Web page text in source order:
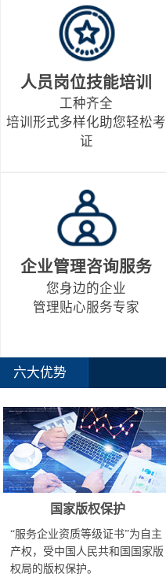
人员岗位技能培训
工种齐全
培训形式多样化助您轻松考
证
企业管理咨询服务
您身边的企业
管理贴心服务专家
六大优势
国家版权保护
“服务企业资质等级证书”为自主
产权，受中国人民共和国国家版
权局的版权保护。